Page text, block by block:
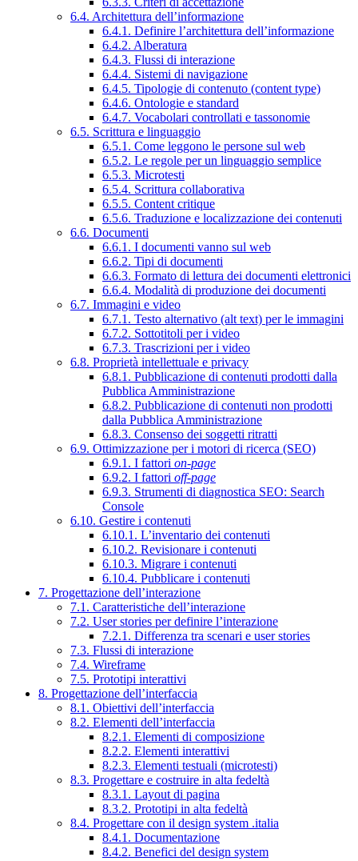
6.4. Architettura dell’informazione
6.4.1. Definire l’architettura dell’informazione
6.4.2. Alberatura
6.4.3. Flussi di interazione
6.4.4. Sistemi di navigazione
6.4.5. Tipologie di contenuto (content type)
6.4.6. Ontologie e standard
6.4.7. Vocabolari controllati e tassonomie
6.5. Scrittura e linguaggio
6.5.1. Come leggono le persone sul web
6.5.2. Le regole per un linguaggio semplice
6.5.3. Microtesti
6.5.4. Scrittura collaborativa
6.5.5. Content critique
6.5.6. Traduzione e localizzazione dei contenuti
6.6. Documenti
6.6.1. I documenti vanno sul web
6.6.2. Tipi di documenti
6.6.3. Formato di lettura dei documenti elettronici
6.6.4. Modalità di produzione dei documenti
6.7. Immagini e video
6.7.1. Testo alternativo (alt text) per le immagini
6.7.2. Sottotitoli per i video
6.7.3. Trascrizioni per i video
6.8. Proprietà intellettuale e privacy
6.8.1. Pubblicazione di contenuti prodotti dalla
Pubblica Amministrazione
6.8.2. Pubblicazione di contenuti non prodotti
dalla Pubblica Amministrazione
6.8.3. Consenso dei soggetti ritratti
6.9. Ottimizzazione per i motori di ricerca (SEO)
6.9.1. I fattori on-page
6.9.2. I fattori off-page
6.9.3. Strumenti di diagnostica SEO: Search
Console
6.10. Gestire i contenuti
6.10.1. L’inventario dei contenuti
6.10.2. Revisionare i contenuti
6.10.3. Migrare i contenuti
6.10.4. Pubblicare i contenuti
7. Progettazione dell’interazione
7.1. Caratteristiche dell’interazione
7.2. User stories per definire l’interazione
7.2.1. Differenza tra scenari e user stories
7.3. Flussi di interazione
7.4. Wireframe
7.5. Prototipi interattivi
8. Progettazione dell’interfaccia
8.1. Obiettivi dell’interfaccia
8.2. Elementi dell’interfaccia
8.2.1. Elementi di composizione
8.2.2. Elementi interattivi
8.2.3. Elementi testuali (microtesti)
8.3. Progettare e costruire in alta fedeltà
8.3.1. Layout di pagina
8.3.2. Prototipi in alta fedeltà
8.4. Progettare con il design system .italia
8.4.1. Documentazione
8.4.2. Benefici del design system